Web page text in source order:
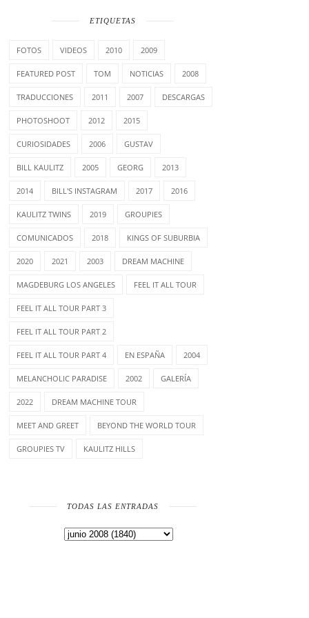
ETIQUETAS
FOTOS VIDEOS 2010 2009
FEATURED POST TOM NOTICIAS 2008
TRADUCCIONES 2011 2007 DESCARGAS
PHOTOSHOOT 2012 2015
CURIOSIDADES 2006 GUSTAV
BILL KAULITZ 2005 GEORG 2013
2014 BILL'S INSTAGRAM 2017 2016
KAULITZ TWINS 2019 GROUPIES
COMUNICADOS 2018 KINGS OF SUBURBIA
2020 2021 2003 DREAM MACHINE
MAGDEBURG LOS ANGELES FEEL IT ALL TOUR
FEEL IT ALL TOUR PART 3
FEEL IT ALL TOUR PART 2
FEEL IT ALL TOUR PART 4 EN ESPAÑA 2004
MELANCHOLIC PARADISE 2002 GALERÍA
2022 DREAM MACHINE TOUR
MEET AND GREET BEYOND THE WORLD TOUR
GROUPIES TV KAULITZ HILLS
TODAS LAS ENTRADAS